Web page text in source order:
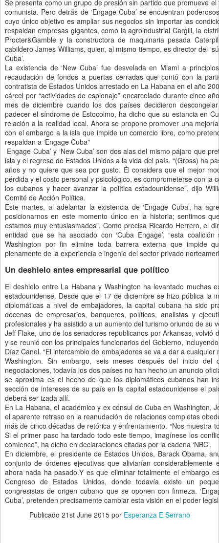
Se presenta como un grupo de presión sin partido que promueve
comunista. Pero detrás de ‘Engage Cuba’ se encuentran
cuyo único objetivo es ampliar sus negocios sin importar las
respaldan empresas gigantes, como la agroindustrial Cargill, la
Procter&Gamble y la constructora de maquinaria pesada
cabildero James Williams, quien, al mismo tiempo, es director del
Cuba’.
La existencia de ‘New Cuba’ fue desvelada en Miami a
recaudación de fondos a puertas cerradas que contó con la
contratista de Estados Unidos arrestado en La Habana en el año
cárcel por “actividades de espionaje” encarcelado durante cinco
mes de diciembre cuando los dos países decidieron
padecer el síndrome de Estocolmo, ha dicho que su estancia en
relación a la realidad local. Ahora se propone promover una
con el embargo a la isla que impide un comercio libre, como
respaldan a ‘Engage Cuba"
Engage Cuba’ y ‘New Cuba’ son dos alas del mismo pájaro que
isla y el regreso de Estados Unidos a la vida del país. “(Gross) ha
años y no quiere que sea por gusto. Él considera que el mejor
pérdida y el costo personal y psicológico, es comprometerse con la
los cubanos y hacer avanzar la política estadounidense”, dijo
Comité de Acción Política.
Este martes, al adelantar la existencia de ‘Engage Cuba’, ha
posicionarnos en este momento único en la historia; sentimos
estamos muy entusiasmados”. Como precisa Ricardo Herrero, el
entidad que se ha asociado con ‘Cuba Engage’, “esta
Washington por fin elimine toda barrera externa que impide
plenamente de la experiencia e ingenio del sector privado
Un deshielo antes empresarial que político
El deshielo entre La Habana y Washington ha levantado muchas
estadounidense. Desde que el 17 de diciembre se hizo pública la
diplomáticas a nivel de embajadores, la capital cubana ha sido
decenas de empresarios, banqueros, políticos, analistas y
profesionales y ha asistido a un aumento del turismo oriundo de su
Jeff Flake, uno de los senadores republicanos por Arkansas, volvió
y se reunió con los principales funcionarios del Gobierno,
Díaz Canel. “El intercambio de embajadores se va a dar a
Washington. Sin embargo, seis meses después del inicio
negociaciones, todavía los dos países no han hecho un anuncio
se aproxima es el hecho de que los diplomáticos cubanos han
sección de intereses de su país en la capital estadounidense el
deberá ser izada allí.
En La Habana, el académico y ex cónsul de Cuba en Washington,
el aparente retraso en la reanudación de relaciones completas
más de cinco décadas de retórica y enfrentamiento. “Nos muestra
Si el primer paso ha tardado todo este tiempo, imagínese los
comience”, ha dicho en declaraciones citadas por la cadena ‘NBC’.
En diciembre, el presidente de Estados Unidos, Barack Obama,
conjunto de órdenes ejecutivas que aliviarían considerablemente
ahora nada ha pasado.Y es que eliminar totalmente el embargo
Congreso de Estados Unidos, donde todavía existe un
congresistas de origen cubano que se oponen con firmeza.
Cuba’, pretenden precisamente cambiar esta visión en el poder
Publicado 21st June 2015por Esperanza E Serrano